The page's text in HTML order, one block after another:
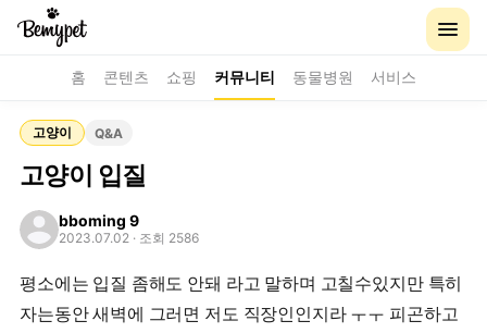
홈 콘텐츠 쇼핑 커뮤니티 동물병원 서비스
고양이 Q&A
고양이 입질
bboming 9
2023.07.02 · 조회 2586
평소에는 입질 좀해도 안돼 라고 말하며 고칠수있지만 특히
자는동안 새벽에 그러면 저도 직장인인지라 ㅜㅜ 피곤하고